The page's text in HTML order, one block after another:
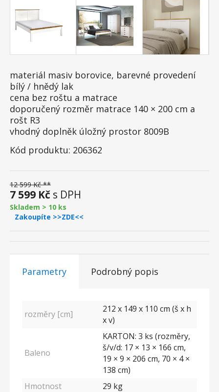
materiál masiv borovice, barevné provedení
bílý / hnědý lak
cena bez roštu a matrace
doporučený rozměr matrace 140 × 200 cm a
rošt R3
vhodný doplněk úložný prostor 8009B
Kód produktu: 206362
12 599 Kč **
7 599 Kč s DPH
Skladem > 10 ks
Zakoupíte >>ZDE<<
Parametry Podrobný popis
rozměry [cm]
212 x 149 x 110 cm (š x h
x v)
Baleno
KARTON: 3 ks (rozměry,
š/v/d: 17 × 13 × 166 cm,
19 × 9 × 206 cm, 70 × 4 ×
138 cm)
Hmotnost
29 kg